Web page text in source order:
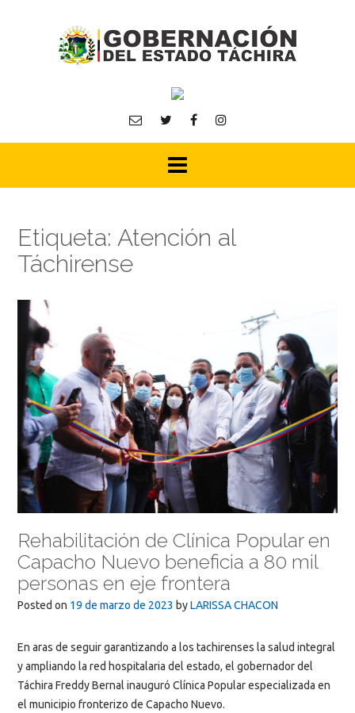
Etiqueta: Atención al
Táchirense
Rehabilitación de Clínica Popular en
Capacho Nuevo beneficia a 80 mil
personas en eje frontera
Posted on 19 de marzo de 2023 byLARISSA CHACON
En aras de seguir garantizando a los tachirenses la salud integral
y ampliando la red hospitalaria del estado, el gobernador del
Táchira Freddy Bernal inauguró Clínica Popular especializada en
el municipio fronterizo de Capacho Nuevo.